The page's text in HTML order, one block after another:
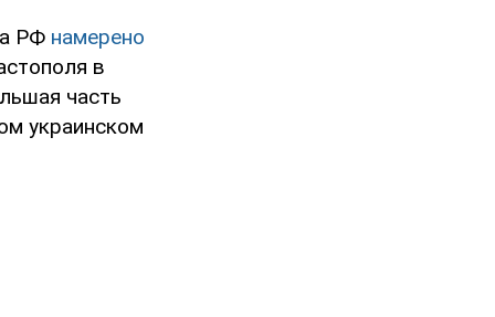
РФ намерено
в
часть
украинском